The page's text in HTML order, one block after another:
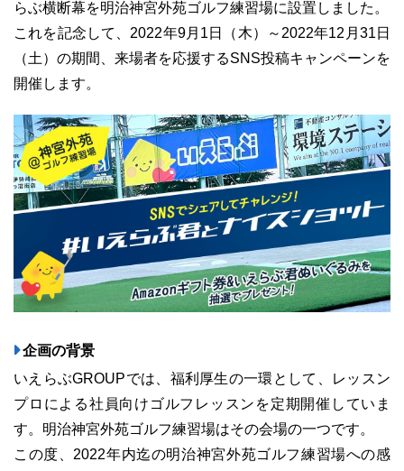
ホームページ制作について プラン紹介･制作の流れ
ユーザーインタビュー ホームページ制作実績
ニュース一覧 お役立ちブログ 資料ダウンロード
特長 サービス一覧 プラン
らぶ横断幕を明治神宮外苑ゴルフ練習場に設置しました。
これを記念して、2022年9月1日（木）～2022年12月31日
（土）の期間、来場者を応援するSNS投稿キャンペーンを
開催します。
企画の背景
いえらぶGROUPでは、福利厚生の一環として、レッスン
プロによる社員向けゴルフレッスンを定期開催していま
す。明治神宮外苑ゴルフ練習場はその会場の一つです。
この度、2022年内迄の明治神宮外苑ゴルフ練習場への感